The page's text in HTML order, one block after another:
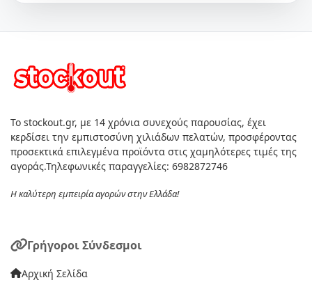
Το stockout.gr, με 14 χρόνια συνεχούς παρουσίας, έχει
κερδίσει την εμπιστοσύνη χιλιάδων πελατών, προσφέροντας
προσεκτικά επιλεγμένα προϊόντα στις χαμηλότερες τιμές της
αγοράς.Τηλεφωνικές παραγγελίες: 6982872746
Η καλύτερη εμπειρία αγορών στην Ελλάδα!
Γρήγοροι Σύνδεσμοι
Αρχική Σελίδα